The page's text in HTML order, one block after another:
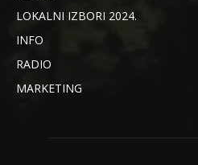
LOKALNI IZBORI 2024.
INFO
RADIO
MARKETING